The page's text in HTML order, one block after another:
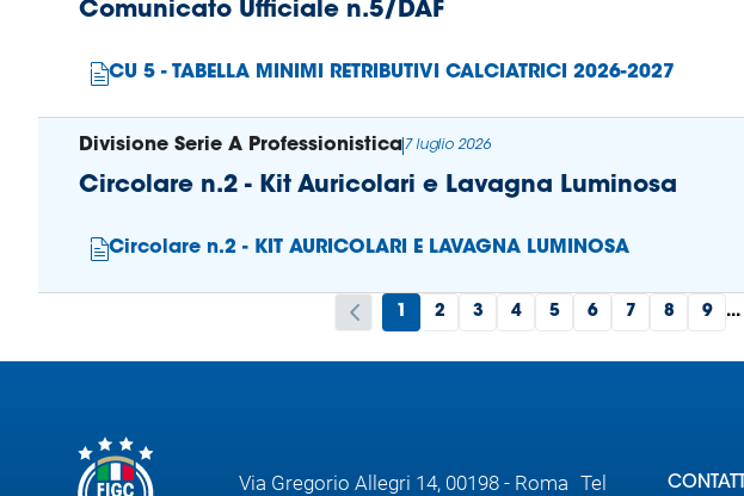
Comunicato Ufficiale n.5/DAF
CU 5 - TABELLA MINIMI RETRIBUTIVI CALCIATRICI 2026-2027
Circolare n.2 - Kit Auricolari e Lavagna Luminosa
Circolare n.2 - KIT AURICOLARI E LAVAGNA LUMINOSA
Divisione Serie A Professionistica7 luglio 2026
1 2 3 4 5 6 7 8 9 ...
Via Gregorio Allegri 14, 00198 - Roma Tel
CONTATTI